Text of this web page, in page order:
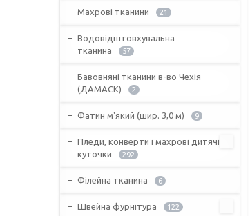
Махрові тканини 21
Водовідштовхувальна
тканина
57
Бавовняні тканини в-во Чехія
(ДАМАСК)
2
Фатин м'який (шир. 3,0 м) 9
Пледи, конверти і махрові дитячі
куточки
292
Філейна тканина 6
Швейна фурнітура 122